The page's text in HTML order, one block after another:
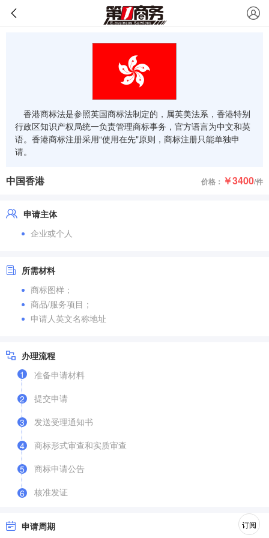
香港商标法是参照英国商标法制定的，属英美法系，香港特别
行政区知识产权局统一负责管理商标事务，官方语言为中文和英
语。香港商标注册采用“使用在先"原则，商标注册只能单独申
请。
中国香港 价格： ￥3400/件
申请主体
企业或个人
所需材料
商标图样；
商品/服务项目；
申请人英文名称地址
办理流程
1
准备申请材料
2
提交申请
3
发送受理通知书
4
商标形式审查和实质审查
5
商标申请公告
6 核准发证
申请周期 订阅